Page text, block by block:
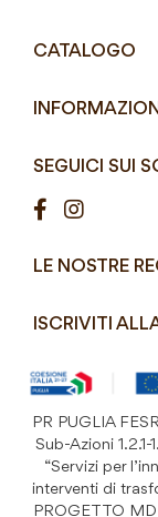
Email
8:30 - 12:30 /
CATALOGO
Street Food e
Pizzerie e Panifici
Ristorazione
Detergenza e
Festività
Prodotti
INFORMAZIONI
Condizioni di
Costi di
SEGUICI SUI
LE NOSTRE
ISCRIVITI
alla
Newsletter:
ISCRIVITI
PR PUGLIA
Sub-Azioni
“Servizi per
interventi di
PROGETTO